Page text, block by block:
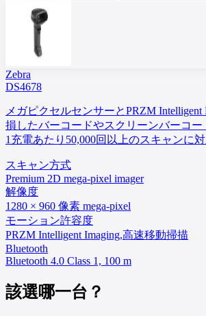
Zebra
DS4678
メガピクセルセンサーとPRZM Intelligent
損したバーコードやスクリーンバーコー
1充電あたり50,000回以上のスキャンに対
スキャン方式
Premium 2D mega-pixel imager
解像度
1280 × 960 像素 mega-pixel
モーション許容度
PRZM Intelligent Imaging,高速移動掃描
Bluetooth
Bluetooth 4.0 Class 1, 100 m
該選哪一台？